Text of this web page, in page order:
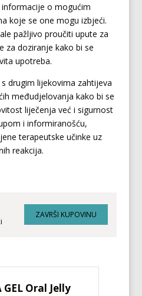
o mogućim
koje se one mogu izbjeći.
pažljivo proučiti upute za
za doziranje kako bi se
upotreba.
drugim lijekovima zahtijeva
međudjelovanja kako bi se
liječenja već i sigurnost
i informiranošću,
terapeutske učinke uz
reakcija.
GEL Oral Jelly